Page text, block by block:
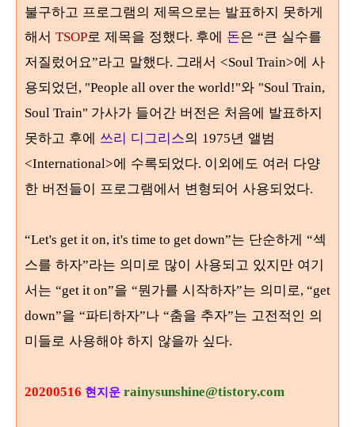
불구하고 프로그램의 제목으로는 발표하지 못하게
해서 TSOP로 제목을 정했다. 후에 돈은 “큰 실수를
저질렀어요”라고 말했다. 그래서 <Soul Train>에 사
용되었던, "People all over the world!"와 "Soul Train,
Soul Train" 가사가 들어간 버전은 처음에 발표하지
못하고 후에 쓰리 디그리스의 1975년 앨범
<International>에 수록되었다. 이외에도 여러 다양
한 버전들이 프로그램에서 변형되어 사용되었다.
“Let's get it on, it's time to get down”는 단순하게 “섹
스를 하자”라는 의미로 많이 사용되고 있지만 여기
서는 “get it on”을 “뭔가를 시작하자”는 의미로, “get
down”을 “파티하자”나 “춤을 추자”는 고전적인 의
미들로 사용해야 하지 않을까 싶다.
20200516 현지운 rainysunshine@tistory.com